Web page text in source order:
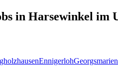
in Harsewinkel im
Ennigerloh